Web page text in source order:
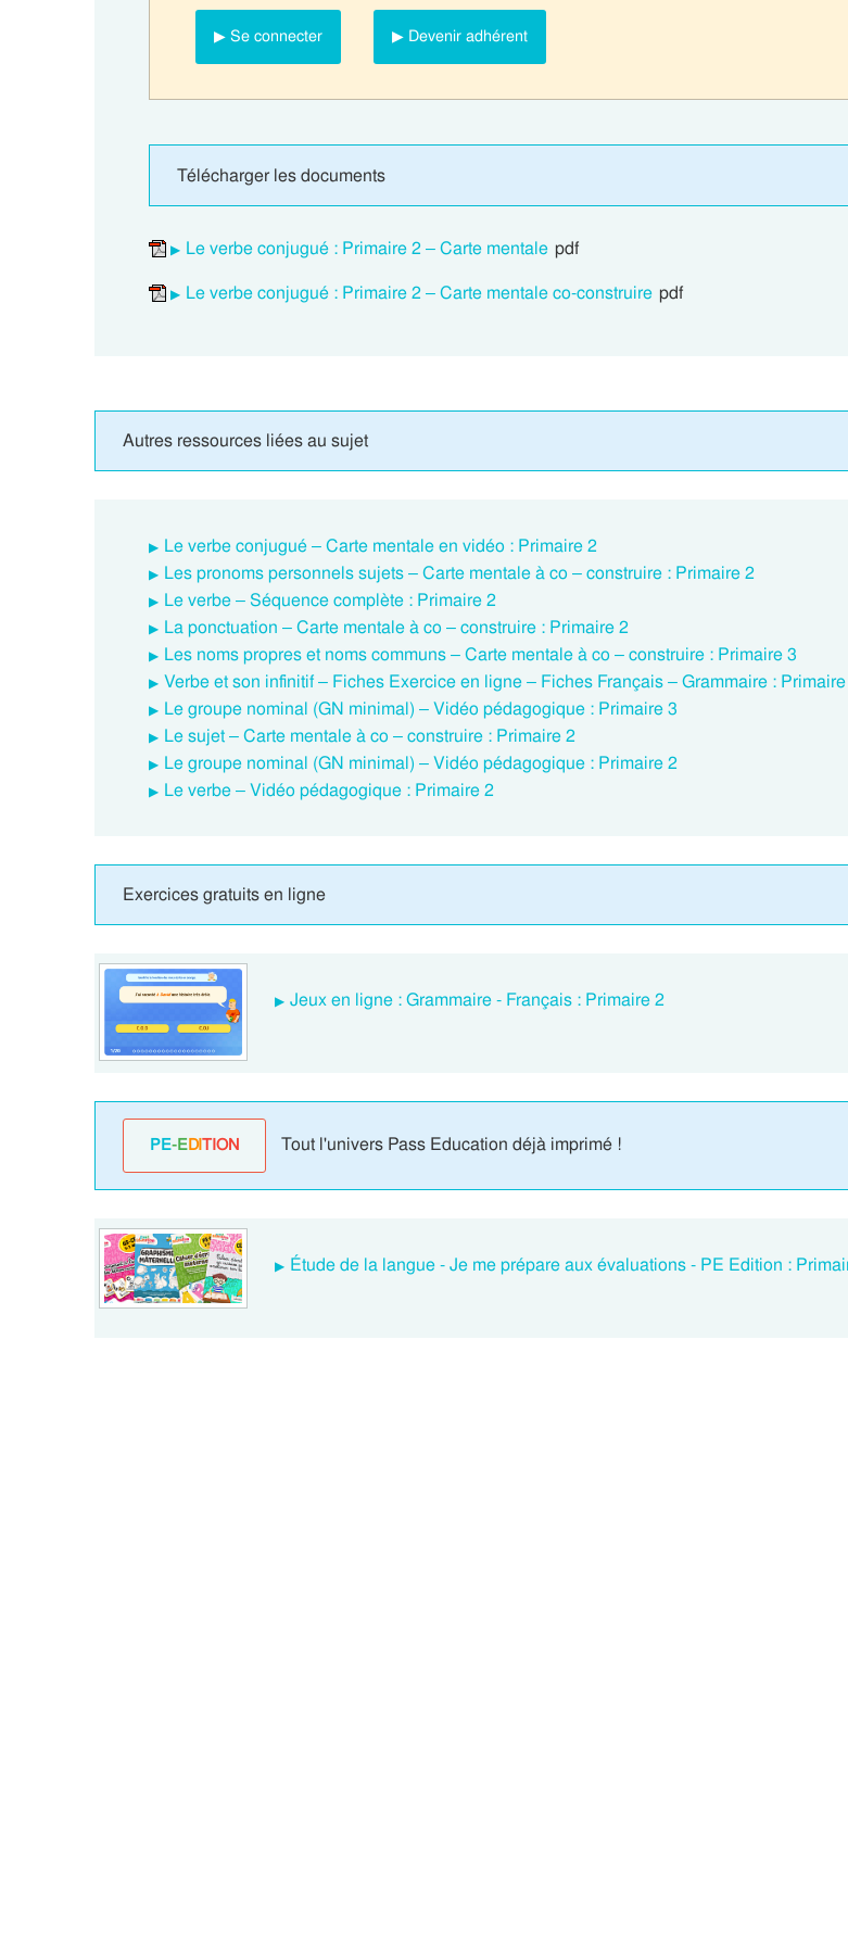
▶ Se connecter ▶ Devenir adhérent
Télécharger les documents
Le verbe conjugué : Primaire 2 – Carte mentale pdf
Le verbe conjugué : Primaire 2 – Carte mentale co-construire pdf
Autres ressources liées au sujet
Le verbe conjugué – Carte mentale en vidéo : Primaire 2
Les pronoms personnels sujets – Carte mentale à co – construire : Primaire 2
Le verbe – Séquence complète : Primaire 2
La ponctuation – Carte mentale à co – construire : Primaire 2
Les noms propres et noms communs – Carte mentale à co – construire : Primaire 3
Verbe et son infinitif – Fiches Exercice en ligne – Fiches Français – Grammaire :
Le groupe nominal (GN minimal) – Vidéo pédagogique : Primaire 3
Le sujet – Carte mentale à co – construire : Primaire 2
Le groupe nominal (GN minimal) – Vidéo pédagogique : Primaire 2
Le verbe – Vidéo pédagogique : Primaire 2
Exercices gratuits en ligne
Jeux en ligne : Grammaire - Français : Primaire 2
PE-EDITION Tout l'univers Pass Education déjà imprimé !
Étude de la langue - Je me prépare aux évaluations - PE Edition :